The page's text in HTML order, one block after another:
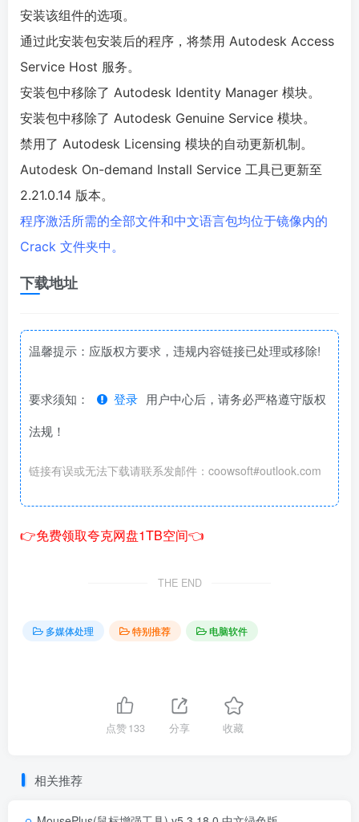
安装该组件的选项。
通过此安装包安装后的程序，将禁用 Autodesk Access
Service Host 服务。
安装包中移除了 Autodesk Identity Manager 模块。
安装包中移除了 Autodesk Genuine Service 模块。
禁用了 Autodesk Licensing 模块的自动更新机制。
Autodesk On-demand Install Service 工具已更新至
2.21.0.14 版本。
程序激活所需的全部文件和中文语言包均位于镜像内的
Crack 文件夹中。
下载地址
温馨提示：应版权方要求，违规内容链接已处理或移除!
要求须知： 登录 用户中心后，请务必严格遵守版权
法规！
链接有误或无法下载请联系发邮件：coowsoft#outlook.com
👉免费领取夸克网盘1TB空间👈
THE END
多媒体处理 特别推荐 电脑软件
点赞133 分享 收藏
相关推荐